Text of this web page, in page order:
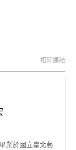
相關連結
業於國立臺北藝